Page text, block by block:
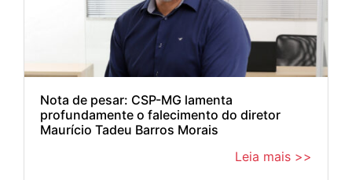
Nota de pesar: CSP-MG lamenta
profundamente o falecimento do diretor
Maurício Tadeu Barros Morais
Leia mais >>